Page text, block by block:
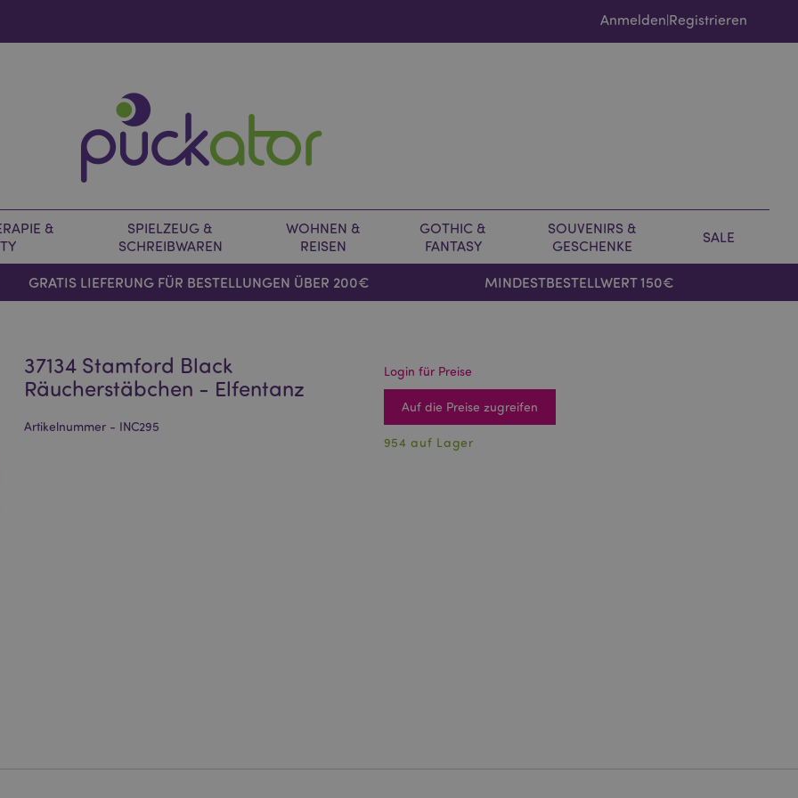
Anmelden|Registrieren
&
SPIELZEUG &
SCHREIBWAREN
WOHNEN &
REISEN
GOTHIC &
FANTASY
SOUVENIRS &
GESCHENKE
SALE
GRATIS LIEFERUNG FÜR BESTELLUNGEN ÜBER 200€ MINDESTBESTELLWERT 150€
37134 Stamford Black
Räucherstäbchen - Elfentanz
Artikelnummer - INC295
Login für Preise
Auf die Preise zugreifen
954 auf Lager